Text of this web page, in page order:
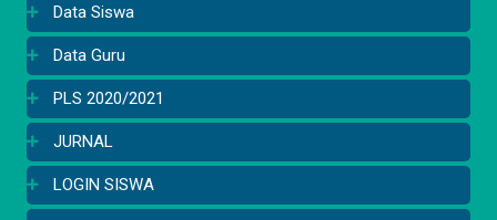
Data Siswa
Data Guru
PLS 2020/2021
JURNAL
LOGIN SISWA